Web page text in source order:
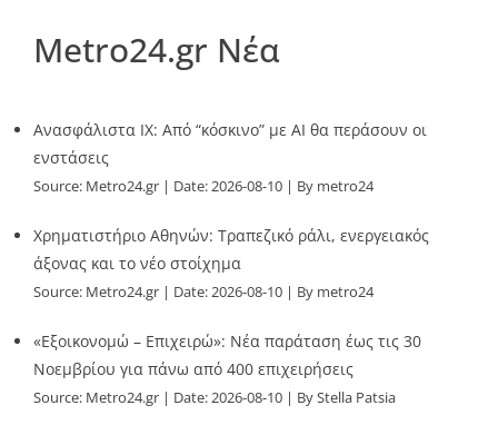
Metro24.gr Νέα
Ανασφάλιστα ΙΧ: Από “κόσκινο” με AI θα περάσουν οι
ενστάσεις
Source: Metro24.gr Date: 2026-08-10 By metro24
Χρηματιστήριο Αθηνών: Τραπεζικό ράλι, ενεργειακός
άξονας και το νέο στοίχημα
Source: Metro24.gr Date: 2026-08-10 By metro24
«Εξοικονομώ – Επιχειρώ»: Νέα παράταση έως τις 30
Νοεμβρίου για πάνω από 400 επιχειρήσεις
Source: Metro24.gr Date: 2026-08-10 By Stella Patsia